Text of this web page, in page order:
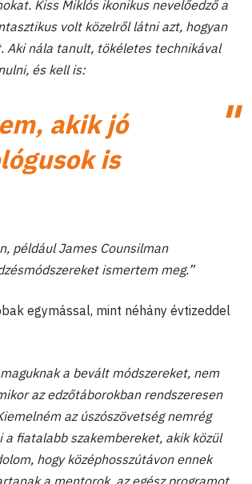
Kiss Miklós ikonikus nevelőedző a
volt közelről látni azt, hogyan
Aki nála tanult, tökéletes technikával
és kell is:
akik jó
is
például James Counsilman
ismertem meg.”
egymással, mint néhány évtizeddel
a bevált módszereket, nem
az edzőtáborokban rendszeresen
az úszószövetség nemrég
fiatalabb szakembereket, akik közül
hogy középhosszútávon ennek